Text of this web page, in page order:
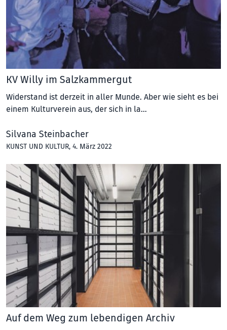
KV Willy im Salzkammergut
Widerstand ist derzeit in aller Munde. Aber wie sieht es bei
einem Kulturverein aus, der sich in la…
Silvana Steinbacher
KUNST UND KULTUR, 4. März 2022
Auf dem Weg zum lebendigen Archiv